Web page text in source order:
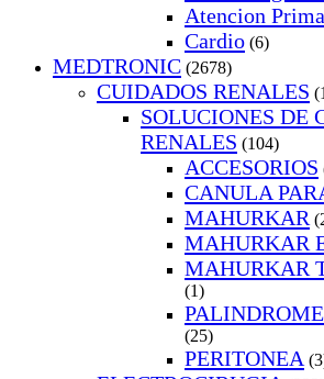
Atencion
Cardio (6)
MEDTRONIC (2678)
CUIDADOS RENALES
SOLUCIONES DE
RENALES (104)
ACCESORIOS
CANULA
MAHURKAR
MAHURKAR
MAHURKAR
(1)
(25)
PERITONEA